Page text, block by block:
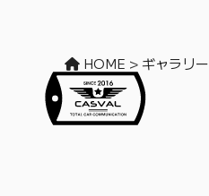
HOME > ギャラリー